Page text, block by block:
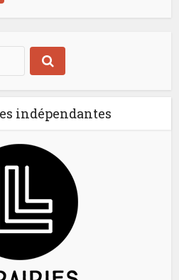
indépendantes